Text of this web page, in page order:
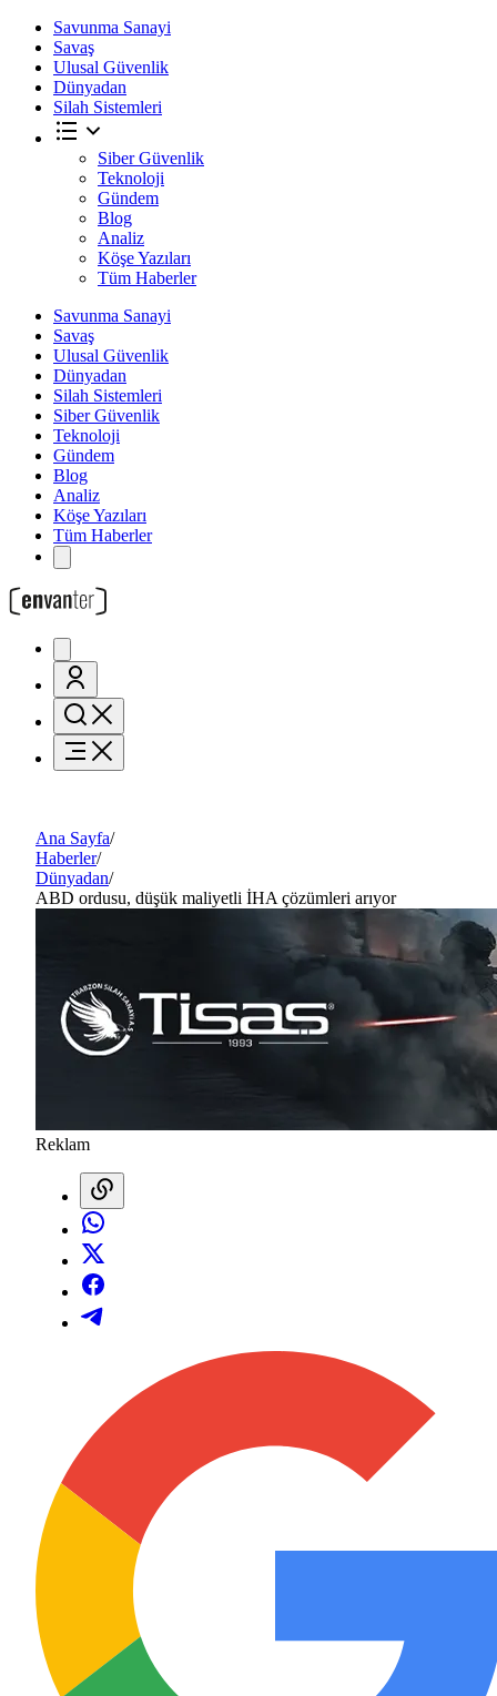
Savunma Sanayi
Savaş
Ulusal Güvenlik
Dünyadan
Silah Sistemleri
Siber Güvenlik
Teknoloji
Gündem
Blog
Analiz
Köşe Yazıları
Tüm Haberler
Savunma Sanayi
Savaş
Ulusal Güvenlik
Dünyadan
Silah Sistemleri
Siber Güvenlik
Teknoloji
Gündem
Blog
Analiz
Köşe Yazıları
Tüm Haberler
Ana Sayfa/
Haberler/
Dünyadan/
ABD ordusu, düşük maliyetli İHA çözümleri arıyor
Reklam